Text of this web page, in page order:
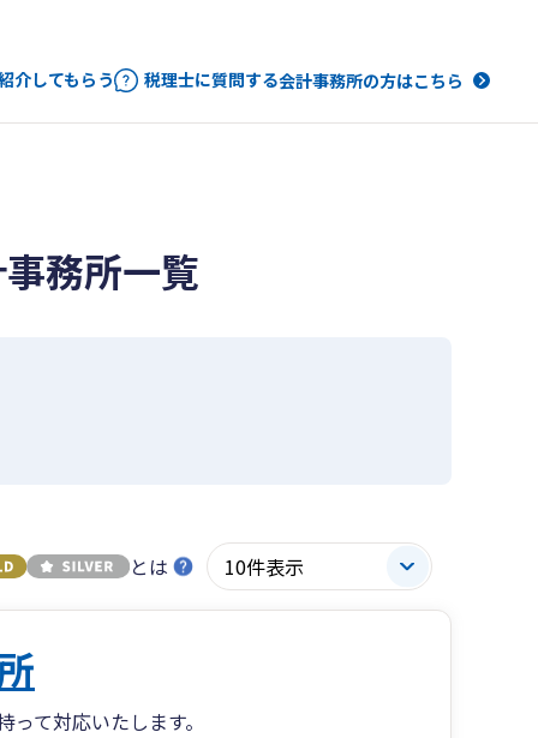
介してもらう 税理士に質問する会計事務所の方はこちら
務所一覧
とは
て対応いたします。